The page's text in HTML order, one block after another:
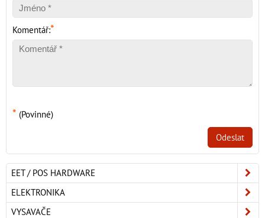
Komentář:*
* (Povinné)
Odeslat
EET / POS HARDWARE
ELEKTRONIKA
VYSAVAČE